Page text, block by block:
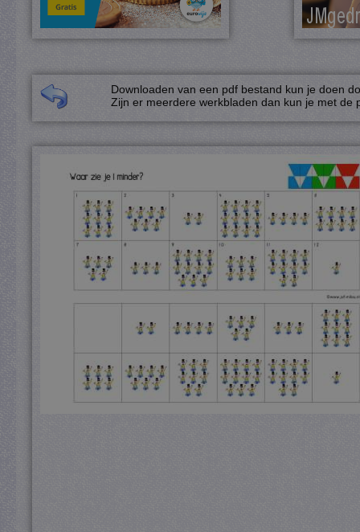
Downloaden van een pdf bestand kun je doen
Zijn er meerdere werkbladen dan kun je met de